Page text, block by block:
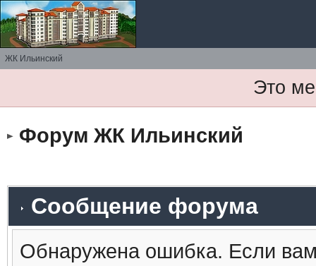
ЖК Ильинский
Это
Форум ЖК Ильинский
Сообщение форума
Обнаружена ошибка. Если